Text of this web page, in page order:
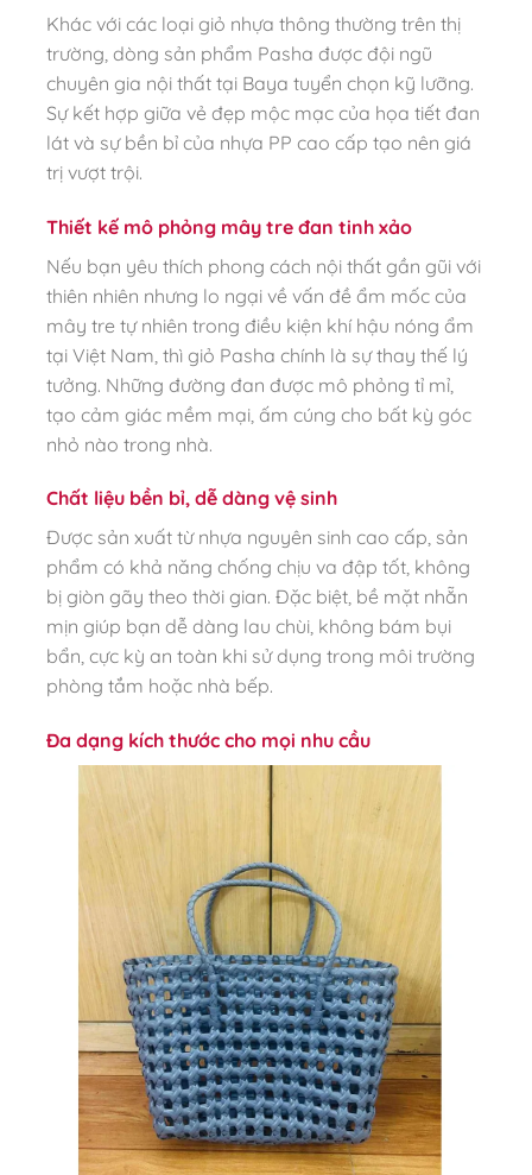
Khác với các loại giỏ nhựa thông thường trên thị
trường, dòng sản phẩm Pasha được đội ngũ
chuyên gia nội thất tại Baya tuyển chọn kỹ lưỡng.
Sự kết hợp giữa vẻ đẹp mộc mạc của họa tiết đan
lát và sự bền bỉ của nhựa PP cao cấp tạo nên giá
trị vượt trội.
Thiết kế mô phỏng mây tre đan tinh xảo
Nếu bạn yêu thích phong cách nội thất gần gũi với
thiên nhiên nhưng lo ngại về vấn đề ẩm mốc của
mây tre tự nhiên trong điều kiện khí hậu nóng ẩm
tại Việt Nam, thì giỏ Pasha chính là sự thay thế lý
tưởng. Những đường đan được mô phỏng tỉ mỉ,
tạo cảm giác mềm mại, ấm cúng cho bất kỳ góc
nhỏ nào trong nhà.
Chất liệu bền bỉ, dễ dàng vệ sinh
Được sản xuất từ nhựa nguyên sinh cao cấp, sản
phẩm có khả năng chống chịu va đập tốt, không
bị giòn gãy theo thời gian. Đặc biệt, bề mặt nhẵn
mịn giúp bạn dễ dàng lau chùi, không bám bụi
bẩn, cực kỳ an toàn khi sử dụng trong môi trường
phòng tắm hoặc nhà bếp.
Đa dạng kích thước cho mọi nhu cầu